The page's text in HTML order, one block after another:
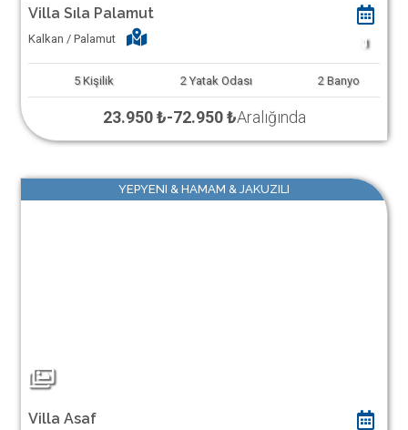
Villa Sıla Palamut
Kalkan / Palamut 1
5 Kişilik 2 Yatak Odası 2 Banyo
23.950 ₺-72.950 ₺Aralığında
YEPYENI & HAMAM & JAKUZILI
Villa Asaf